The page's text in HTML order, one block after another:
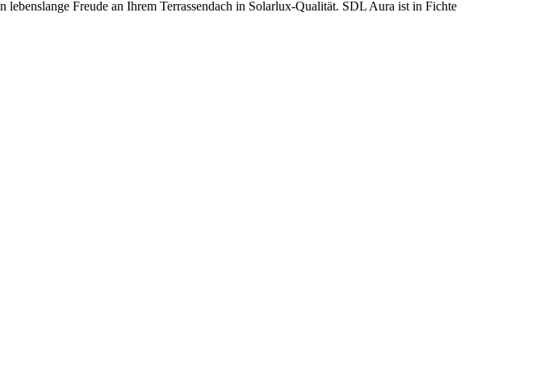
Freude an Ihrem Terrassendach in Solarlux-Qualität. SDL Aura ist in Fichte